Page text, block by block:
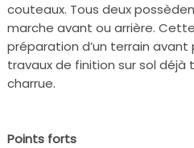
couteaux. Tous deux
marche avant ou arrière.
préparation d’un terrain
travaux de finition sur sol déjà
charrue.
Points forts